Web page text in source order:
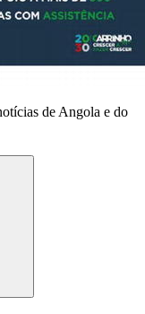
de Angola e do